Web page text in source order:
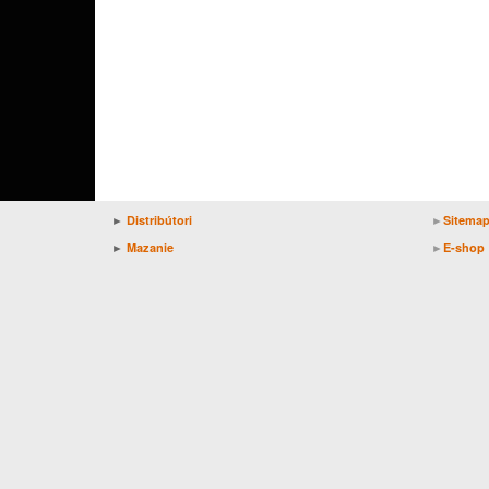
► Distribútori
► Mazanie
► Sitemap
► E-shop